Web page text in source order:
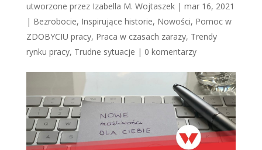
utworzone przez Izabella M. Wojtaszek| mar 16, 2021
| Bezrobocie, Inspirujące historie, Nowości, Pomoc w
ZDOBYCIU pracy, Praca w czasach zarazy, Trendy
rynku pracy, Trudne sytuacje | 0 komentarzy